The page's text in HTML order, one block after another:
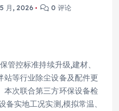
月, 2026 0 评论
管控标准持续升级,建材、
站等行业除尘设备及配件更
本次联合第三方环保设备检
备实地工况实测,模拟常温、